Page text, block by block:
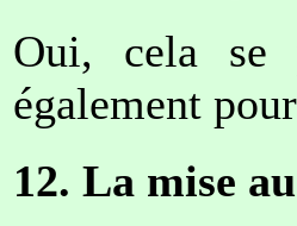
Oui, cela se
également
12. La mise